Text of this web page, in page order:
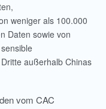
weniger als 100.000
Daten sowie von
außerhalb Chinas
vom CAC